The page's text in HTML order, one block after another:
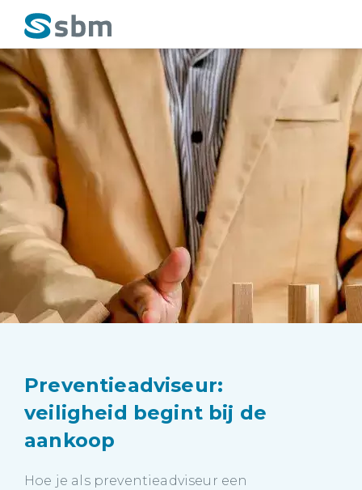
Preventieadviseur:
veiligheid begint bij de
aankoop
Hoe je als preventieadviseur een